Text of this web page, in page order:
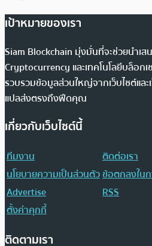
เป้าหมายของเรา
Siam Blockchain มุ่งมั่นที่จะช่วยนำเส
Cryptocurrency และเทคโนโลยีบล็อก
รวบรวมข้อมูลส่วนใหญ่จากเว็บไซต์และ
แปลส่งตรงถึงฟีดคุณ
เกี่ยวกับเว็บไซต์นี้
ทีมงาน
ติดต่อเรา
นโยบายความเป็นส่วนตัวข้อตกลงใน
Advertise
RSS
ตั้งค่าคุกกี้
ติดตามเรา